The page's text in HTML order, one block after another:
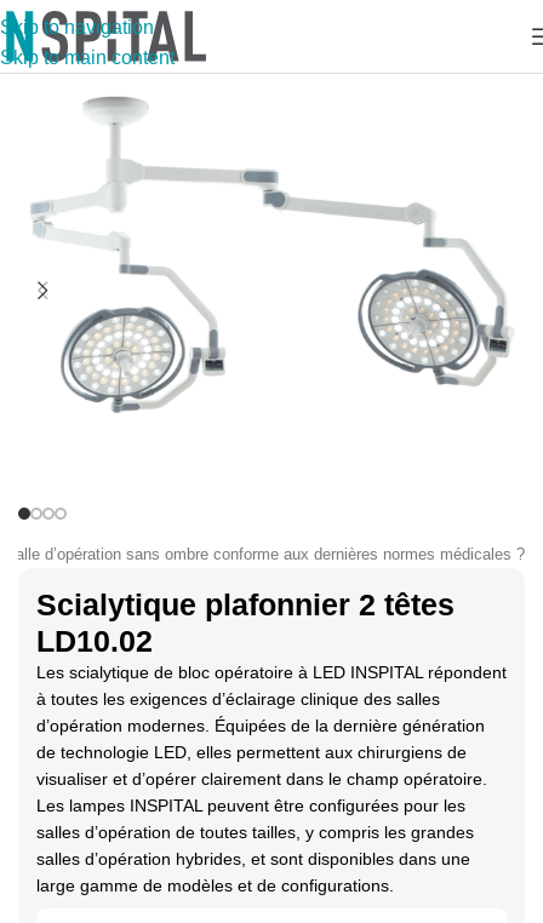
Skip to navigation
Skip to main content
d’opération sans ombre conforme aux dernières normes médicales ?
Scialytique plafonnier 2 têtes
LD10.02
Les scialytique de bloc opératoire à LED INSPITAL répondent
à toutes les exigences d’éclairage clinique des salles
d’opération modernes. Équipées de la dernière génération
de technologie LED, elles permettent aux chirurgiens de
visualiser et d’opérer clairement dans le champ opératoire.
Les lampes INSPITAL peuvent être configurées pour les
salles d’opération de toutes tailles, y compris les grandes
salles d’opération hybrides, et sont disponibles dans une
large gamme de modèles et de configurations.